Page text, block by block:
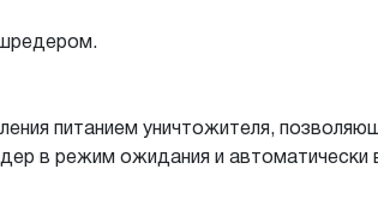
питанием уничтожителя,
в режим ожидания и автоматически